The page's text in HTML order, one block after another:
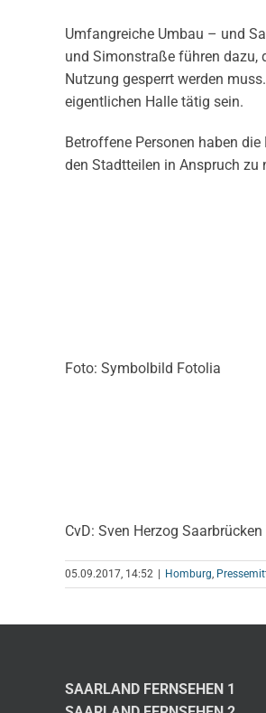
Umfangreiche Umbau – und
und Simonstraße führen dazu,
Nutzung gesperrt werden
eigentlichen Halle tätig sein.
Betroffene Personen haben
den Stadtteilen in Anspruch zu
Foto: Symbolbild Fotolia
CvD: Sven Herzog Saarbrücken
05.09.2017, 14:52 | Homburg
SAARLAND FERNSEHEN 1